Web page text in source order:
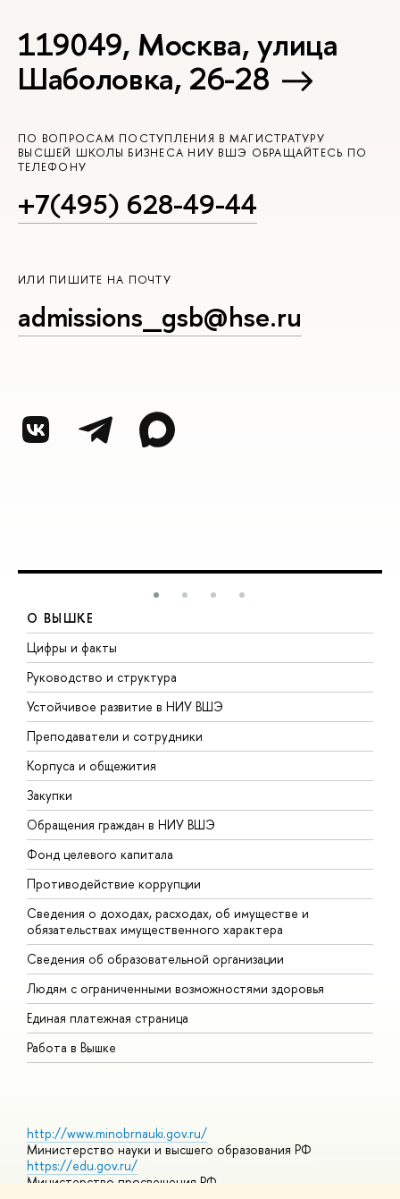
119049, Москва, улица
Шаболовка, 26-28
ПО ВОПРОСАМ ПОСТУПЛЕНИЯ В МАГИСТРАТУРУ
ВЫСШЕЙ ШКОЛЫ БИЗНЕСА НИУ ВШЭ ОБРАЩАЙТЕСЬ ПО
ТЕЛЕФОНУ
+7(495) 628-49-44
ИЛИ ПИШИТЕ НА ПОЧТУ
admissions_gsb@hse.ru
О ВЫШКЕ
Цифры и факты
Руководство и структура
Устойчивое развитие в НИУ ВШЭ
Преподаватели и сотрудники
Корпуса и общежития
Закупки
Обращения граждан в НИУ ВШЭ
Фонд целевого капитала
Противодействие коррупции
Сведения о доходах, расходах, об имуществе и
обязательствах имущественного характера
Сведения об образовательной организации
Людям с ограниченными возможностями здоровья
Единая платежная страница
Работа в Вышке
http://www.minobrnauki.gov.ru/
Министерство науки и высшего образования РФ
https://edu.gov.ru/
Министерство просвещения РФ